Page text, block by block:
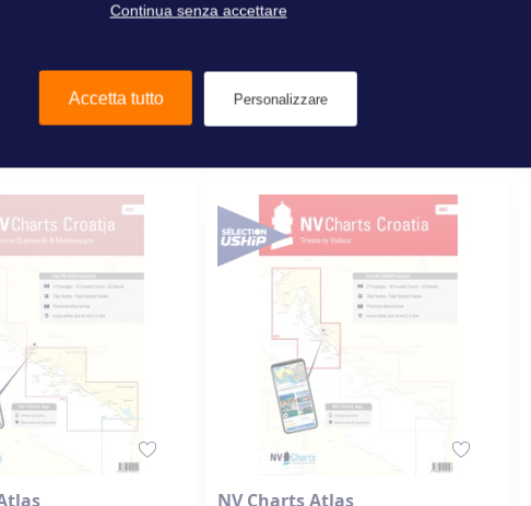
65,00 €
NV Charts Atlas
Continua senza accettare
Accetta tutto Personalizzare